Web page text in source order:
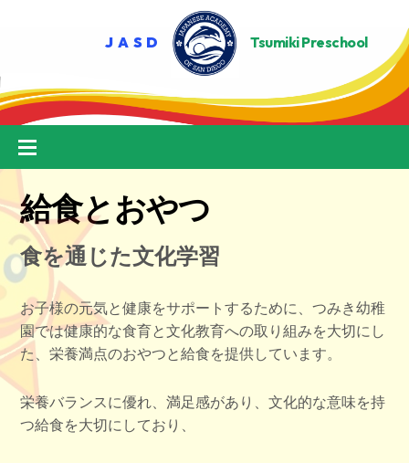
Menu
給食とおやつ
食を通じた文化学習
お子様の元気と健康をサポートするために、つみき幼稚
園では健康的な食育と文化教育への取り組みを大切にし
た、栄養満点のおやつと給食を提供しています。
栄養バランスに優れ、満足感があり、文化的な意味を持
つ給食を大切にしており、